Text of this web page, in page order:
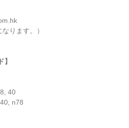
ります。）
40
n78